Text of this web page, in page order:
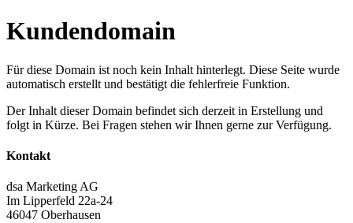
Kundendomain
Für diese Domain ist noch kein Inhalt hinterlegt. Diese Seite wurde
automatisch erstellt und bestätigt die fehlerfreie Funktion.
Der Inhalt dieser Domain befindet sich derzeit in Erstellung und
folgt in Kürze. Bei Fragen stehen wir Ihnen gerne zur Verfügung.
Kontakt
dsa Marketing AG
Im Lipperfeld 22a-24
46047 Oberhausen